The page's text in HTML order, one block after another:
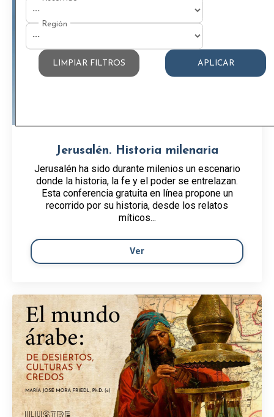
LIMPIAR FILTROS APLICAR
Jerusalén. Historia milenaria
Jerusalén ha sido durante milenios un escenario
donde la historia, la fe y el poder se entrelazan.
Esta conferencia gratuita en línea propone un
recorrido por su historia, desde los relatos
míticos...
Ver